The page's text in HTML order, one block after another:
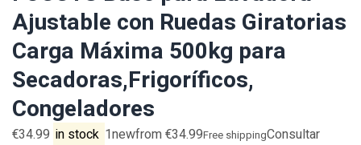
Ajustable con Ruedas Giratorias
Carga Máxima 500kg para
Secadoras,Frigoríficos,
Congeladores
€34.99 in stock 1newfrom €34.99Free shippingConsultar